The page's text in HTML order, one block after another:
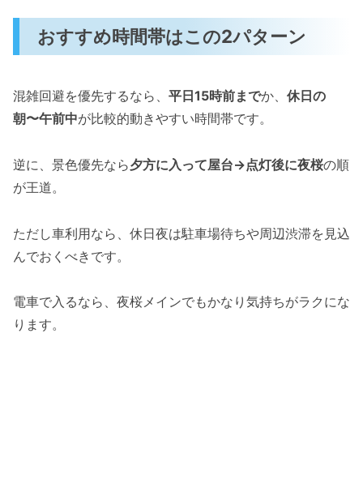
おすすめ時間帯はこの2パターン
混雑回避を優先するなら、 平日15時前までか、 休日の
朝〜午前中が比較的動きやすい時間帯です。
逆に、景色優先なら夕方に入って屋台→点灯後に夜桜の順
が王道。
ただし車利用なら、休日夜は駐車場待ちや周辺渋滞を見込
んでおくべきです。
電車で入るなら、夜桜メインでもかなり気持ちがラクにな
ります。